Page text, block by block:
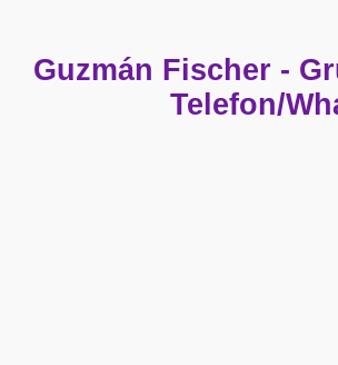
Guzmán Fischer -
Telefon/